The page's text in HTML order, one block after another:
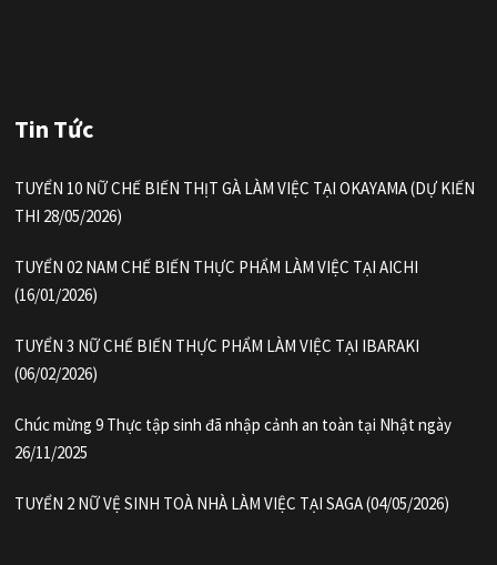
Tin Tức
TUYỂN 10 NỮ CHẾ BIẾN THỊT GÀ LÀM VIỆC TẠI OKAYAMA (DỰ KIẾN
THI 28/05/2026)
TUYỂN 02 NAM CHẾ BIẾN THỰC PHẨM LÀM VIỆC TẠI AICHI
(16/01/2026)
TUYỂN 3 NỮ CHẾ BIẾN THỰC PHẨM LÀM VIỆC TẠI IBARAKI
(06/02/2026)
Chúc mừng 9 Thực tập sinh đã nhập cảnh an toàn tại Nhật ngày
26/11/2025
TUYỂN 2 NỮ VỆ SINH TOÀ NHÀ LÀM VIỆC TẠI SAGA (04/05/2026)